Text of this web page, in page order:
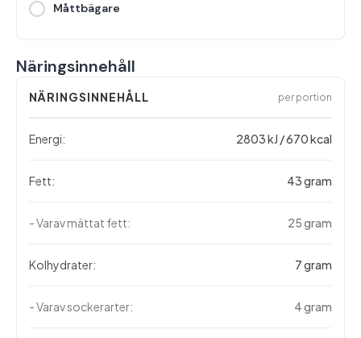
Måttbägare
Näringsinnehåll
NÄRINGSINNEHÅLL per portion
Energi: 2803 kJ / 670 kcal
Fett: 43 gram
- Varav mättat fett: 25 gram
Kolhydrater: 7 gram
- Varav sockerarter: 4 gram